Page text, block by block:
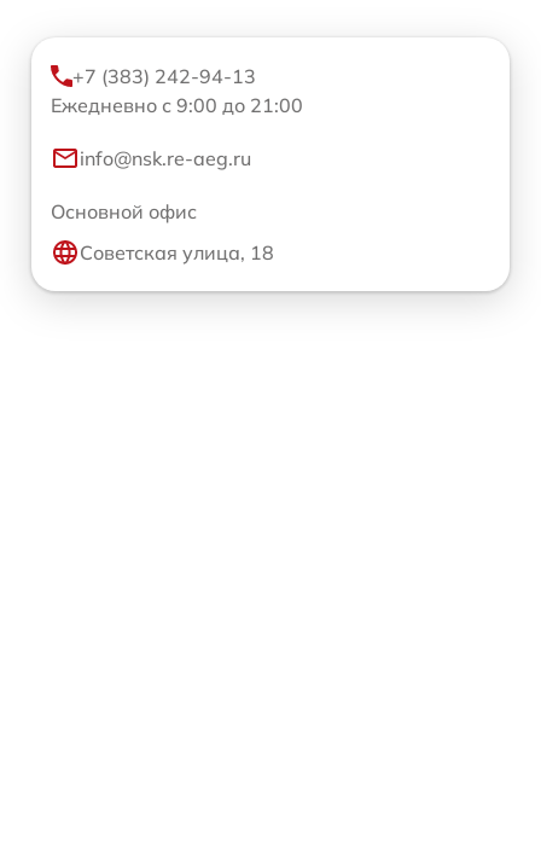
+7 (383) 242-94-13
Ежедневно с 9:00 до 21:00
info@nsk.re-aeg.ru
Основной офис
Советская улица, 18